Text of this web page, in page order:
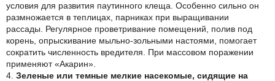
условия для развития паутинного клеща. Особенно сильно он
размножается в теплицах, парниках при выращивании
рассады. Регулярное проветривание помещений, полив под
корень, опрыскивание мыльно-зольными настоями, помогает
сократить численность вредителя. При массовом поражении
применяют «Акарин».
4. Зеленые или темные мелкие насекомые, сидящие на